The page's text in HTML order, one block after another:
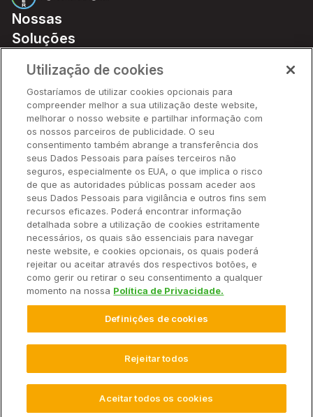
Nossas
Soluções
Parceiros
Hardware
Ajuda Rápida
Recursos
Empresa
Contato
© 2025 Climate LLC. Todos os direitos reservados.
Termos de Serviço
Declaração de Privacidade Perguntas e Respostas
Isenção de Responsabilidade
Configurações de Cookies
Utilização de cookies
Gostaríamos de utilizar cookies opcionais para
compreender melhor a sua utilização deste website,
melhorar o nosso website e partilhar informação com
os nossos parceiros de publicidade. O seu
consentimento também abrange a transferência dos
seus Dados Pessoais para países terceiros não
seguros, especialmente os EUA, o que implica o risco
de que as autoridades públicas possam aceder aos
seus Dados Pessoais para vigilância e outros fins sem
recursos eficazes. Poderá encontrar informação
detalhada sobre a utilização de cookies estritamente
necessários, os quais são essenciais para navegar
neste website, e cookies opcionais, os quais poderá
rejeitar ou aceitar através dos respectivos botões, e
como gerir ou retirar o seu consentimento a qualquer
momento na nossa Política de Privacidade.
Definições de cookies
Rejeitar todos
Aceitar todos os cookies